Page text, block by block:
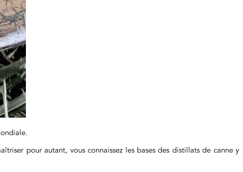
pour autant, vous connaissez les bases des distillats de canne y